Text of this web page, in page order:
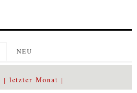
NEU
letzter Monat